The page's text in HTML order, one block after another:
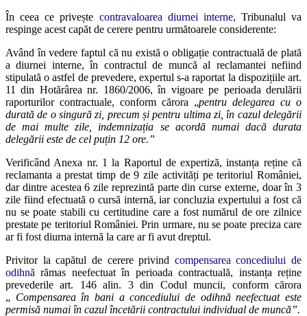
În ceea ce privește contravaloarea diurnei interne, Tribunalul va
respinge acest capăt de cerere pentru următoarele considerente:
Având în vedere faptul că nu există o obligație contractuală de plată
a diurnei interne, în contractul de muncă al reclamantei nefiind
stipulată o astfel de prevedere, expertul s-a raportat la dispozițiile art.
11 din Hotărârea nr. 1860/2006, în vigoare pe perioada derulării
raporturilor contractuale, conform cărora „pentru delegarea cu o
durată de o singură zi, precum și pentru ultima zi, în cazul delegării
de mai multe zile, indemnizația se acordă numai dacă durata
delegării este de cel puțin 12 ore.”
Verificând Anexa nr. 1 la Raportul de expertiză, instanța reține că
reclamanta a prestat timp de 9 zile activități pe teritoriul României,
dar dintre acestea 6 zile reprezintă parte din curse externe, doar în 3
zile fiind efectuată o cursă internă, iar concluzia expertului a fost că
nu se poate stabili cu certitudine care a fost numărul de ore zilnice
prestate pe teritoriul României. Prin urmare, nu se poate preciza care
ar fi fost diurna internă la care ar fi avut dreptul.
Privitor la capătul de cerere privind compensarea concediului de
odihnă rămas neefectuat în perioada contractuală, instanța reține
prevederile art. 146 alin. 3 din Codul muncii, conform cărora
„ Compensarea în bani a concediului de odihnă neefectuat este
permisă numai în cazul încetării contractului individual de muncă”.